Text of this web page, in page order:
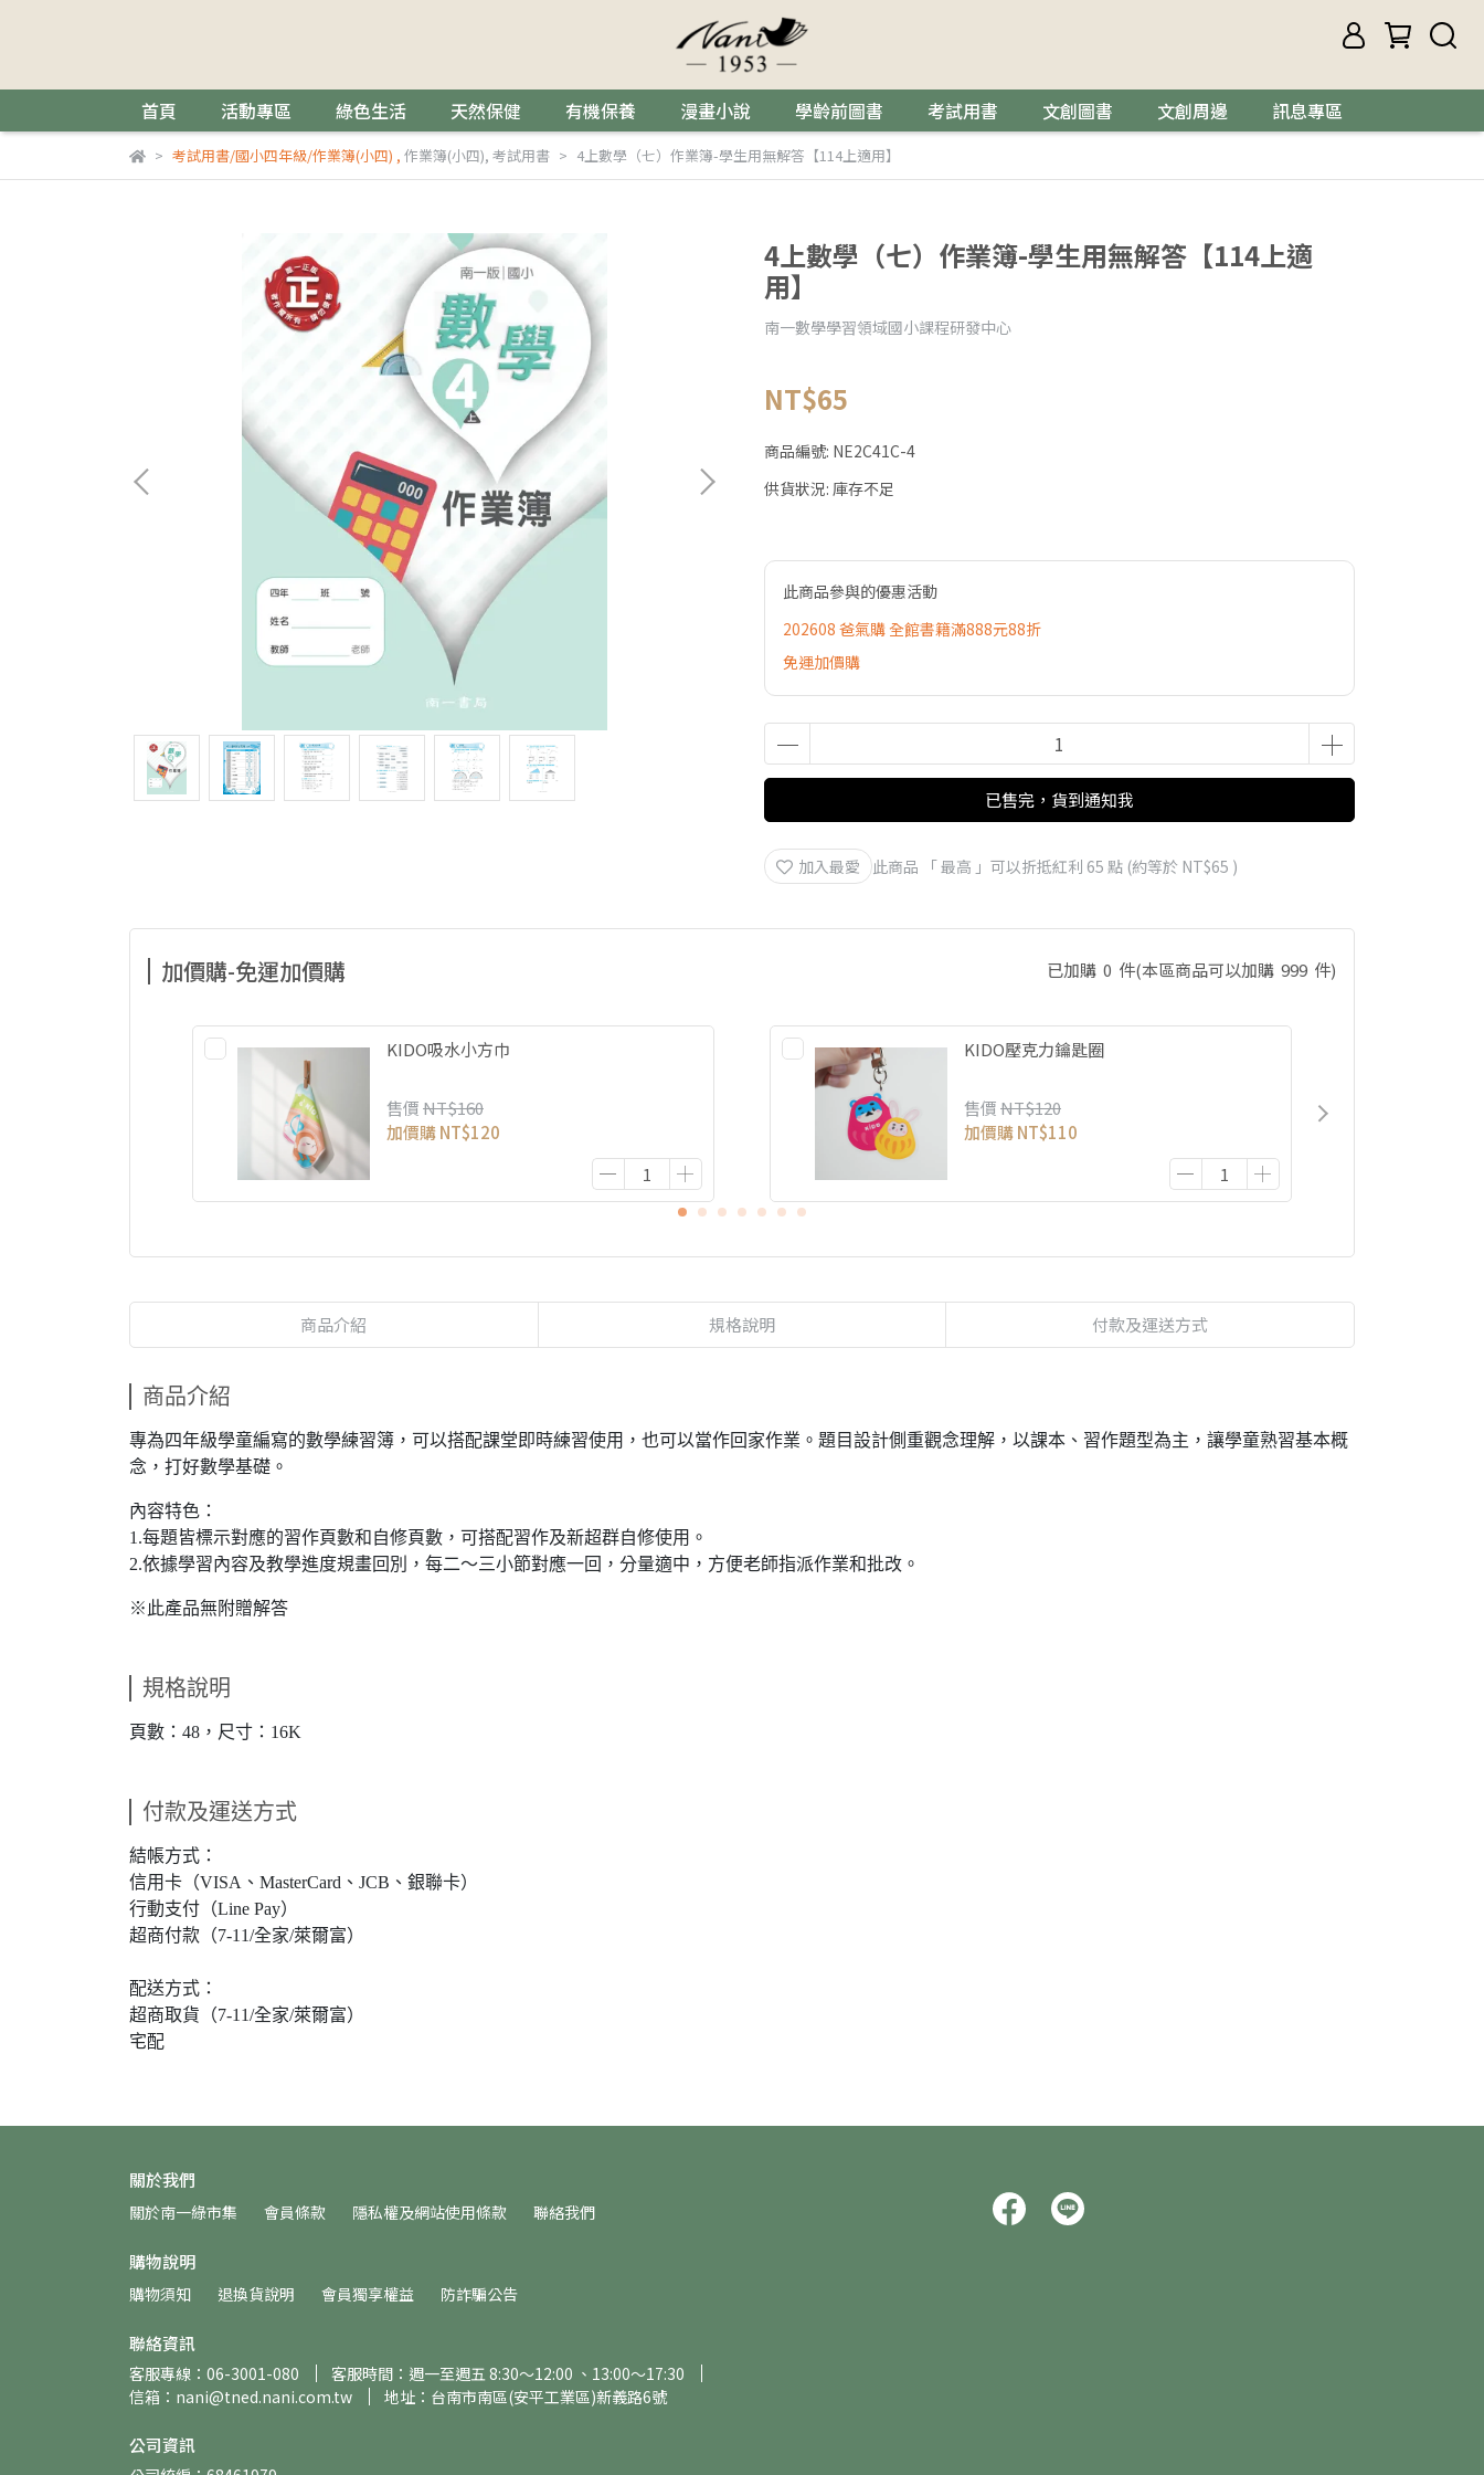
首頁 活動專區 綠色生活 天然保健 有機保養 漫畫小說 學齡前圖書 考試用書 文創圖書 文創周邊 訊息專區
考試用書/國小四年級/作業簿(小四) , 作業簿(小四), 考試用書 4上數學（七）作業簿-學生用無解答【114上適用】
4上數學（七）作業簿-學生用無解答【114上適
用】
南一數學學習領域國小課程研發中心
NT$65
商品編號: NE2C41C-4
供貨狀況: 庫存不足
此商品參與的優惠活動
202608 爸氣購 全館書籍滿888元88折
免運加價購
已售完，貨到通知我
加入最愛 此商品 「 最高 」可以折抵紅利 65 點 (約等於 NT$65 )
加價購-免運加價購 已加購 0 件(本區商品可以加購 999 件)
KIDO吸水小方巾
售價NT$160
加價購NT$120
KIDO壓克力鑰匙圈
售價NT$120
加價購NT$110
商品介紹 規格說明 付款及運送方式
商品介紹
專為四年級學童編寫的數學練習簿，可以搭配課堂即時練習使用，也可以當作回家作業。題目設計側重觀念理解，以課本、習作題型為主，讓學童熟習基本概
念，打好數學基礎。
內容特色：
1.每題皆標示對應的習作頁數和自修頁數，可搭配習作及新超群自修使用。
2.依據學習內容及教學進度規畫回別，每二～三小節對應一回，分量適中，方便老師指派作業和批改。
※此產品無附贈解答
規格說明
頁數：48，尺寸：16K
付款及運送方式
結帳方式：
信用卡（VISA、MasterCard、JCB、銀聯卡）
行動支付（Line Pay）
超商付款（7-11/全家/萊爾富）
配送方式：
超商取貨（7-11/全家/萊爾富）
宅配
關於我們
關於南一綠市集 會員條款 隱私權及網站使用條款 聯絡我們
購物說明
購物須知 退換貨說明 會員獨享權益 防詐騙公告
聯絡資訊
客服專線：06-3001-080
客服時間：週一至週五 8:30～12:00 、13:00～17:30
信箱：nani@tned.nani.com.tw
地址：台南市南區(安平工業區)新義路6號
公司資訊